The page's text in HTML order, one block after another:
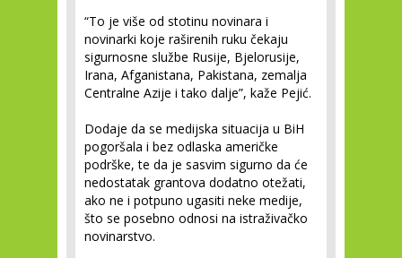
“To je više od stotinu novinara i
novinarki koje raširenih ruku čekaju
sigurnosne službe Rusije, Bjelorusije,
Irana, Afganistana, Pakistana, zemalja
Centralne Azije i tako dalje”, kaže Pejić.
Dodaje da se medijska situacija u BiH
pogoršala i bez odlaska američke
podrške, te da je sasvim sigurno da će
nedostatak grantova dodatno otežati,
ako ne i potpuno ugasiti neke medije,
što se posebno odnosi na istraživačko
novinarstvo.